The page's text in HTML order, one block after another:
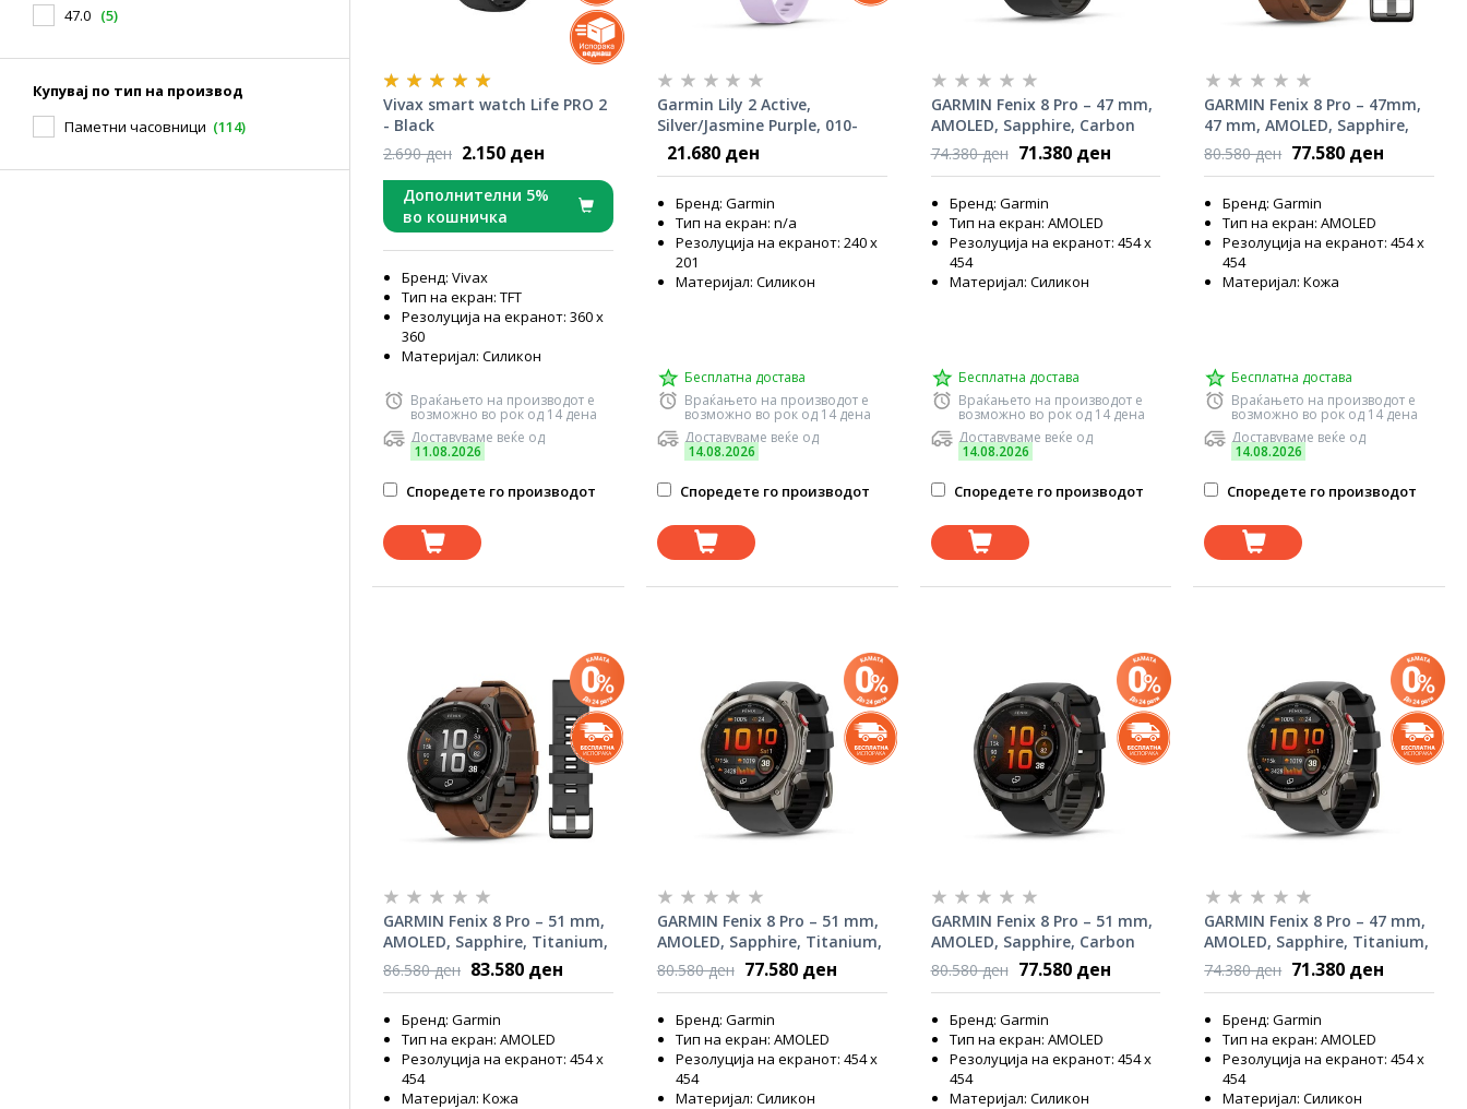
47.0 (5)
Купувај по тип на производ
Паметни часовници (114)
Vivax smart watch Life PRO 2
- Black
2.690 ден 2.150 ден
Дополнителни 5%
во кошничка
Бренд: Vivax
Тип на екран: TFT
Резолуција на екранот: 360 x
360
Материјал: Силикон
Враќањето на производот е
возможно во рок од 14 дена
Доставуваме веќе од
11.08.2026
Споредете го производот
Garmin Lily 2 Active,
Silver/Jasmine Purple, 010-
02891-01
21.680 ден
Бренд: Garmin
Тип на екран: n/a
Резолуција на екранот: 240 x
201
Материјал: Силикон
Бесплатна достава
Враќањето на производот е
возможно во рок од 14 дена
Доставуваме веќе од
14.08.2026
Споредете го производот
GARMIN Fenix 8 Pro – 47 mm,
AMOLED, Sapphire, Carbon
Gray DLC Titanium,
Black/Pebble Gray Silicone
74.380 ден 71.380 ден
Бренд: Garmin
Тип на екран: AMOLED
Резолуција на екранот: 454 x
454
Материјал: Силикон
Бесплатна достава
Враќањето на производот е
возможно во рок од 14 дена
Доставуваме веќе од
14.08.2026
Споредете го производот
GARMIN Fenix 8 Pro – 47mm,
47 mm, AMOLED, Sapphire,
Titanium, Leather Band, 010-
03198-40
80.580 ден 77.580 ден
Бренд: Garmin
Тип на екран: AMOLED
Резолуција на екранот: 454 x
454
Материјал: Кожа
Бесплатна достава
Враќањето на производот е
возможно во рок од 14 дена
Доставуваме веќе од
14.08.2026
Споредете го производот
GARMIN Fenix 8 Pro – 51 mm,
AMOLED, Sapphire, Titanium,
Leather Band, 010-03199-40
86.580 ден 83.580 ден
Бренд: Garmin
Тип на екран: AMOLED
Резолуција на екранот: 454 x
454
Материјал: Кожа
GARMIN Fenix 8 Pro – 51 mm,
AMOLED, Sapphire, Titanium,
Graphite/Black Silicone Band,
010-03199-11
80.580 ден 77.580 ден
Бренд: Garmin
Тип на екран: AMOLED
Резолуција на екранот: 454 x
454
Материјал: Силикон
GARMIN Fenix 8 Pro – 51 mm,
AMOLED, Sapphire, Carbon
Gray DLC Titanium,
Black/Pebble Gray Silicone
80.580 ден 77.580 ден
Бренд: Garmin
Тип на екран: AMOLED
Резолуција на екранот: 454 x
454
Материјал: Силикон
GARMIN Fenix 8 Pro – 47 mm,
AMOLED, Sapphire, Titanium,
Graphite/Black Silicone Band,
010-03198-11
74.380 ден 71.380 ден
Бренд: Garmin
Тип на екран: AMOLED
Резолуција на екранот: 454 x
454
Материјал: Силикон